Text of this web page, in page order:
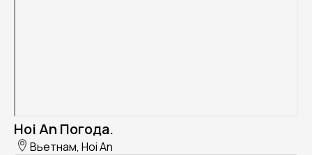
Hoi An Погода.
Вьетнам, Hoi An